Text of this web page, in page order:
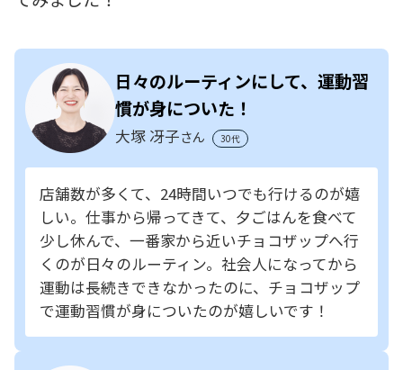
日々のルーティンにして、運動習
慣が身についた！
大塚 冴子さん 30代
店舗数が多くて、24時間いつでも行けるのが嬉
しい。仕事から帰ってきて、夕ごはんを食べて
少し休んで、一番家から近いチョコザップへ行
くのが日々のルーティン。社会人になってから
運動は長続きできなかったのに、チョコザップ
で運動習慣が身についたのが嬉しいです！